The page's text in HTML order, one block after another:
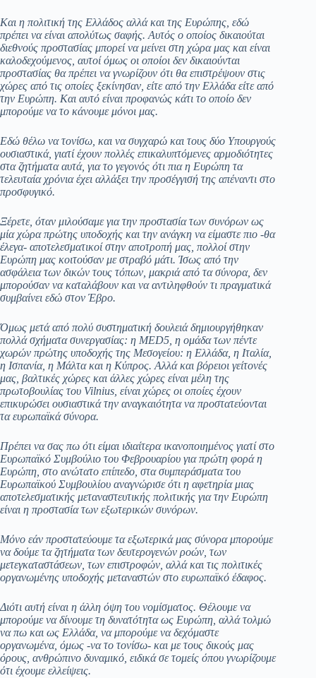
Και η πολιτική της Ελλάδος αλλά και της Ευρώπης, εδώ
πρέπει να είναι απολύτως σαφής. Αυτός ο οποίος δικαιούται
διεθνούς προστασίας μπορεί να μείνει στη χώρα μας και είναι
καλοδεχούμενος, αυτοί όμως οι οποίοι δεν δικαιούνται
προστασίας θα πρέπει να γνωρίζουν ότι θα επιστρέψουν στις
χώρες από τις οποίες ξεκίνησαν, είτε από την Ελλάδα είτε από
την Ευρώπη. Και αυτό είναι προφανώς κάτι το οποίο δεν
μπορούμε να το κάνουμε μόνοι μας.
Εδώ θέλω να τονίσω, και να συγχαρώ και τους δύο Υπουργούς
ουσιαστικά, γιατί έχουν πολλές επικαλυπτόμενες αρμοδιότητες
στα ζητήματα αυτά, για το γεγονός ότι πια η Ευρώπη τα
τελευταία χρόνια έχει αλλάξει την προσέγγισή της απέναντι στο
προσφυγικό.
Ξέρετε, όταν μιλούσαμε για την προστασία των συνόρων ως
μία χώρα πρώτης υποδοχής και την ανάγκη να είμαστε πιο -θα
έλεγα- αποτελεσματικοί στην αποτροπή μας, πολλοί στην
Ευρώπη μας κοιτούσαν με στραβό μάτι. Ίσως από την
ασφάλεια των δικών τους τόπων, μακριά από τα σύνορα, δεν
μπορούσαν να καταλάβουν και να αντιληφθούν τι πραγματικά
συμβαίνει εδώ στον Έβρο.
Όμως μετά από πολύ συστηματική δουλειά δημιουργήθηκαν
πολλά σχήματα συνεργασίας: η MED5, η ομάδα των πέντε
χωρών πρώτης υποδοχής της Μεσογείου: η Ελλάδα, η Ιταλία,
η Ισπανία, η Μάλτα και η Κύπρος. Αλλά και βόρειοι γείτονές
μας, βαλτικές χώρες και άλλες χώρες είναι μέλη της
πρωτοβουλίας του Vilnius, είναι χώρες οι οποίες έχουν
επικυρώσει ουσιαστικά την αναγκαιότητα να προστατεύονται
τα ευρωπαϊκά σύνορα.
Πρέπει να σας πω ότι είμαι ιδιαίτερα ικανοποιημένος γιατί στο
Ευρωπαϊκό Συμβούλιο του Φεβρουαρίου για πρώτη φορά η
Ευρώπη, στο ανώτατο επίπεδο, στα συμπεράσματα του
Ευρωπαϊκού Συμβουλίου αναγνώρισε ότι η αφετηρία μιας
αποτελεσματικής μεταναστευτικής πολιτικής για την Ευρώπη
είναι η προστασία των εξωτερικών συνόρων.
Μόνο εάν προστατεύουμε τα εξωτερικά μας σύνορα μπορούμε
να δούμε τα ζητήματα των δευτερογενών ροών, των
μετεγκαταστάσεων, των επιστροφών, αλλά και τις πολιτικές
οργανωμένης υποδοχής μεταναστών στο ευρωπαϊκό έδαφος.
Διότι αυτή είναι η άλλη όψη του νομίσματος. Θέλουμε να
μπορούμε να δίνουμε τη δυνατότητα ως Ευρώπη, αλλά τολμώ
να πω και ως Ελλάδα, να μπορούμε να δεχόμαστε
οργανωμένα, όμως -να το τονίσω- και με τους δικούς μας
όρους, ανθρώπινο δυναμικό, ειδικά σε τομείς όπου γνωρίζουμε
ότι έχουμε ελλείψεις.